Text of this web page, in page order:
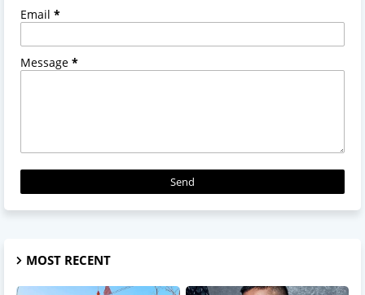
Email *
Message *
MOST RECENT